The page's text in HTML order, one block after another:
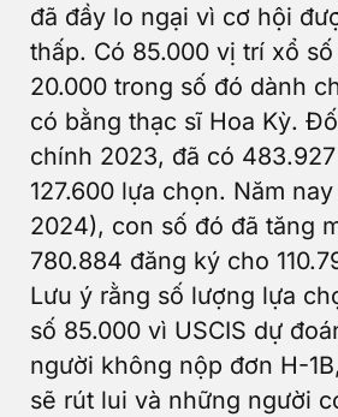
đã đầy lo ngại vì cơ hội
thấp. Có 85.000 vị trí xổ
20.000 trong số đó dành
có bằng thạc sĩ Hoa Kỳ.
chính 2023, đã có
127.600 lựa chọn. Năm
2024), con số đó đã tăng
780.884 đăng ký cho
Lưu ý rằng số lượng lựa
số 85.000 vì USCIS dự
người không nộp đơn H-
sẽ rút lui và những người